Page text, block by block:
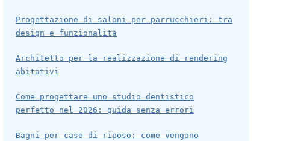
Progettazione di saloni per parrucchieri: tra
design e funzionalità
Architetto per la realizzazione di rendering
abitativi
Come progettare uno studio dentistico
perfetto nel 2026: guida senza errori
Bagni per case di riposo: come vengono